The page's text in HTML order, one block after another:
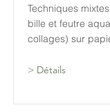
Techniques
bille et feutre
collages) sur
> Détails